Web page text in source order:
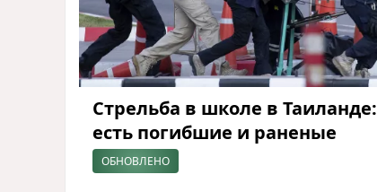
Стрельба в школе в Таиланде:
есть погибшие и раненые
ОБНОВЛЕНО